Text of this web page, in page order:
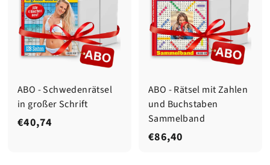
9
5
ABO - Schwedenrätsel
in großer Schrift
€40,74
ABO - Rätsel mit Zahlen
und Buchstaben
Sammelband
€86,40